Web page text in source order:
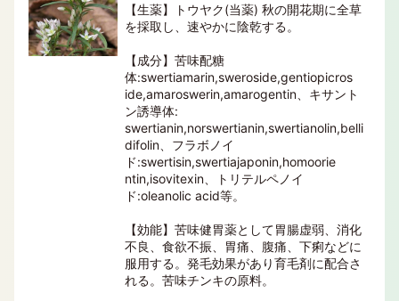
【生薬】トウヤク(当薬) 秋の開花期に全草
を採取し、速やかに陰乾する。
【成分】苦味配糖
体:swertiamarin,sweroside,gentiopicros
ide,amaroswerin,amarogentin、キサント
ン誘導体:
swertianin,norswertianin,swertianolin,belli
difolin、フラボノイ
ド:swertisin,swertiajaponin,homoorie
ntin,isovitexin、トリテルペノイ
ド:oleanolic acid等。
【効能】苦味健胃薬として胃腸虚弱、消化
不良、食欲不振、胃痛、腹痛、下痢などに
服用する。発毛効果があり育毛剤に配合さ
れる。苦味チンキの原料。